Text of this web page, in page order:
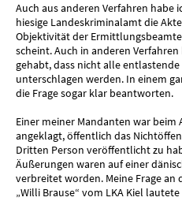
Auch aus anderen Verfahren habe
hiesige Landeskriminalamt die
Objektivität der
scheint. Auch in anderen
gehabt, dass nicht alle
unterschlagen werden. In einem
die Frage sogar klar beantworten.
Einer meiner Mandanten war
angeklagt, öffentlich das
Dritten Person veröffentlicht zu
Äußerungen waren auf einer
verbreitet worden. Meine Frage an
„Willi Brause“ vom LKA Kiel